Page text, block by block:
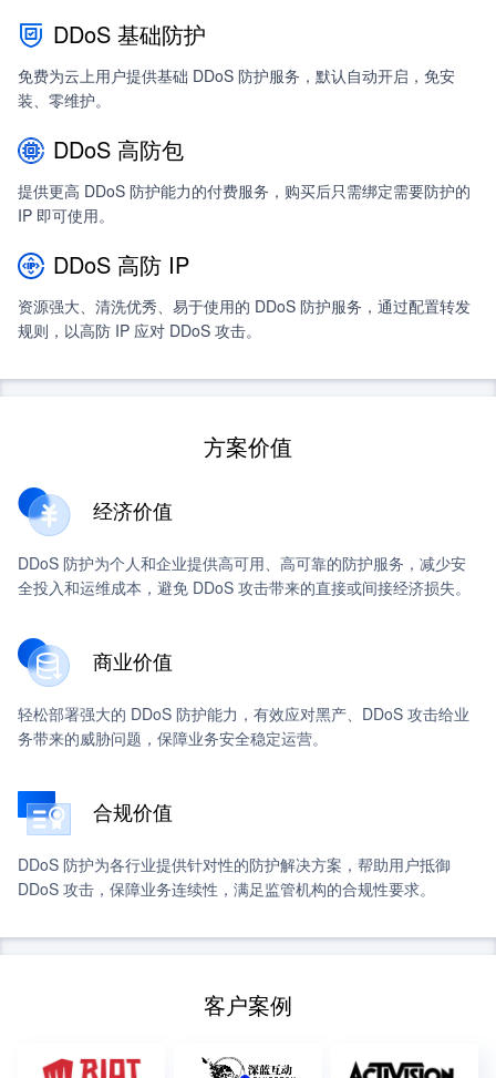
DDoS 基础防护
免费为云上用户提供基础 DDoS 防护服务，默认自动开启，免安
装、零维护。
DDoS 高防包
提供更高 DDoS 防护能力的付费服务，购买后只需绑定需要防护的
IP 即可使用。
DDoS 高防 IP
资源强大、清洗优秀、易于使用的 DDoS 防护服务，通过配置转发
规则，以高防 IP 应对 DDoS 攻击。
方案价值
经济价值
DDoS 防护为个人和企业提供高可用、高可靠的防护服务，减少安
全投入和运维成本，避免 DDoS 攻击带来的直接或间接经济损失。
商业价值
轻松部署强大的 DDoS 防护能力，有效应对黑产、DDoS 攻击给业
务带来的威胁问题，保障业务安全稳定运营。
合规价值
DDoS 防护为各行业提供针对性的防护解决方案，帮助用户抵御
DDoS 攻击，保障业务连续性，满足监管机构的合规性要求。
客户案例